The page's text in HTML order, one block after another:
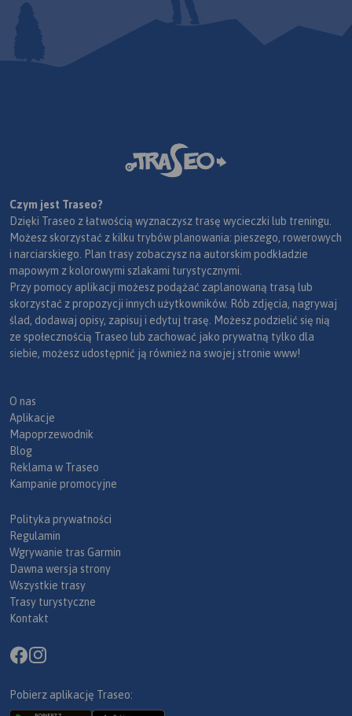
Czym jest Traseo?
Dzięki Traseo z łatwością wyznaczysz trasę wycieczki lub treningu.
Możesz skorzystać z kilku trybów planowania: pieszego, rowerowych
i narciarskiego. Plan trasy zobaczysz na autorskim podkładzie
mapowym z kolorowymi szlakami turystycznymi.
Przy pomocy aplikacji możesz podążać zaplanowaną trasą lub
skorzystać z propozycji innych użytkowników. Rób zdjęcia, nagrywaj
ślad, dodawaj opisy, zapisuj i edytuj trasę. Możesz podzielić się nią
ze społecznością Traseo lub zachować jako prywatną tylko dla
siebie, możesz udostępnić ją również na swojej stronie www!
O nas
Aplikacje
Mapoprzewodnik
Blog
Reklama w Traseo
Kampanie promocyjne
Polityka prywatności
Regulamin
Wgrywanie tras Garmin
Dawna wersja strony
Wszystkie trasy
Trasy turystyczne
Kontakt
Pobierz aplikację Traseo: